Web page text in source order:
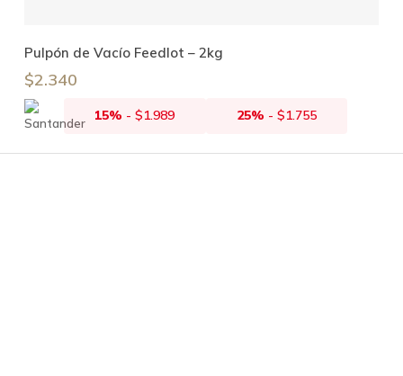
Añadir Al Carrito
Pulpón de Vacío Feedlot – 2kg
$2.340
15% -$1.989 25% - $1.755